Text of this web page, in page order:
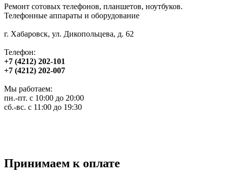
Ремонт сотовых телефонов, планшетов, ноутбуков.
Телефонные аппараты и оборудование
г. Хабаровск, ул. Дикопольцева, д. 62
Телефон:
+7 (4212) 202-101
+7 (4212) 202-007
Мы работаем:
пн.-пт. с 10:00 до 20:00
сб.-вс. с 11:00 до 19:30
Принимаем к оплате